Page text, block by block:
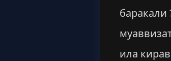
баракали
ила